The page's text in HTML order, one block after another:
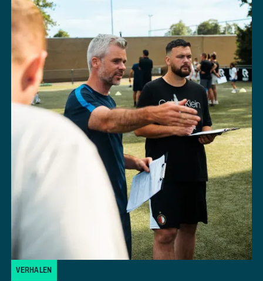
VERHALEN